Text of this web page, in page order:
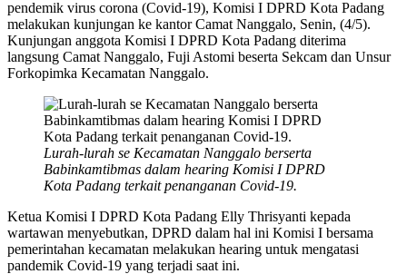
pendemik virus corona (Covid-19), Komisi I DPRD Kota Padang
melakukan kunjungan ke kantor Camat Nanggalo, Senin, (4/5).
Kunjungan anggota Komisi I DPRD Kota Padang diterima
langsung Camat Nanggalo, Fuji Astomi beserta Sekcam dan Unsur
Forkopimka Kecamatan Nanggalo.
Lurah-lurah se Kecamatan Nanggalo berserta
Babinkamtibmas dalam hearing Komisi I DPRD
Kota Padang terkait penanganan Covid-19.
Ketua Komisi I DPRD Kota Padang Elly Thrisyanti kepada
wartawan menyebutkan, DPRD dalam hal ini Komisi I bersama
pemerintahan kecamatan melakukan hearing untuk mengatasi
pandemik Covid-19 yang terjadi saat ini.